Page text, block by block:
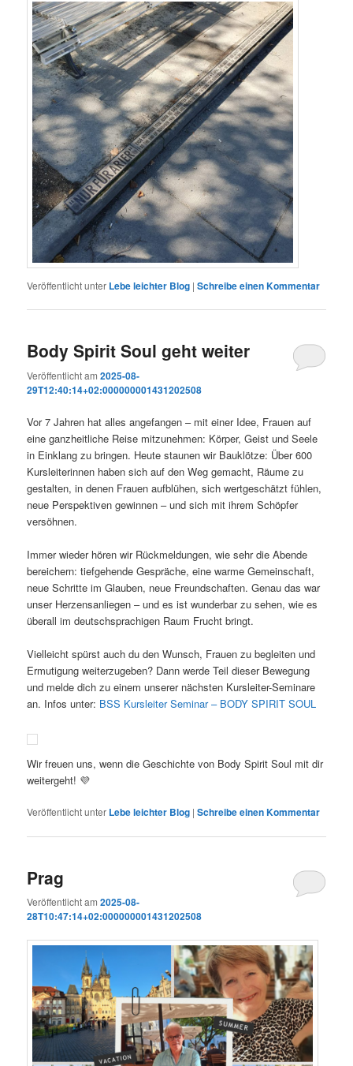
Veröffentlicht unter Lebe leichter Blog |Schreibe einen Kommentar
Body Spirit Soul geht weiter
Veröffentlicht am2025-08-
29T12:40:14+02:000000001431202508
Vor 7 Jahren hat alles angefangen – mit einer Idee, Frauen auf
eine ganzheitliche Reise mitzunehmen: Körper, Geist und Seele
in Einklang zu bringen. Heute staunen wir Bauklötze: Über 600
Kursleiterinnen haben sich auf den Weg gemacht, Räume zu
gestalten, in denen Frauen aufblühen, sich wertgeschätzt fühlen,
neue Perspektiven gewinnen – und sich mit ihrem Schöpfer
versöhnen.
Immer wieder hören wir Rückmeldungen, wie sehr die Abende
bereichern: tiefgehende Gespräche, eine warme Gemeinschaft,
neue Schritte im Glauben, neue Freundschaften. Genau das war
unser Herzensanliegen – und es ist wunderbar zu sehen, wie es
überall im deutschsprachigen Raum Frucht bringt.
Vielleicht spürst auch du den Wunsch, Frauen zu begleiten und
Ermutigung weiterzugeben? Dann werde Teil dieser Bewegung
und melde dich zu einem unserer nächsten Kursleiter-Seminare
an. Infos unter: BSS Kursleiter Seminar – BODY SPIRIT SOUL
Wir freuen uns, wenn die Geschichte von Body Spirit Soul mit dir
weitergeht! 💜
Veröffentlicht unter Lebe leichter Blog |Schreibe einen Kommentar
Prag
Veröffentlicht am2025-08-
28T10:47:14+02:000000001431202508